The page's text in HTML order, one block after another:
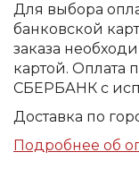
Для выбора
банковской
заказа
картой. Оплата
СБЕРБАНК с
Доставка по
Подробнее об